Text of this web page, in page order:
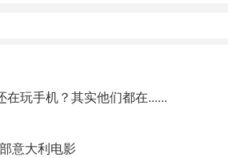
——carbonara，来自位于首都
在这里，这道菜仿佛按照严格
用味道浓郁的 rigatoni（一种意
到足以让人用面包蘸酱，配上七
玩手机？其实他们都在......
意大利电影